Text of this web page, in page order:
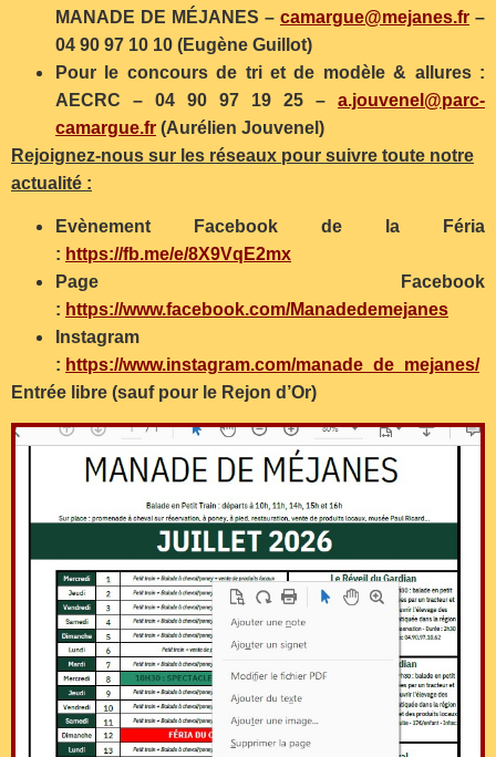
MANADE DE MÉJANES – camargue@mejanes.fr –
04 90 97 10 10 (Eugène Guillot)
Pour le concours de tri et de modèle & allures :
AECRC – 04 90 97 19 25 – a.jouvenel@parc-
camargue.fr (Aurélien Jouvenel)
Rejoignez-nous sur les réseaux pour suivre toute notre
actualité :
Evènement Facebook de la Féria
: https://fb.me/e/8X9VqE2mx
Page Facebook
: https://www.facebook.com/Manadedemejanes
Instagram
: https://www.instagram.com/manade_de_mejanes/
Entrée libre (sauf pour le Rejon d’Or)